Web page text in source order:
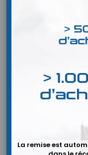
La remise est